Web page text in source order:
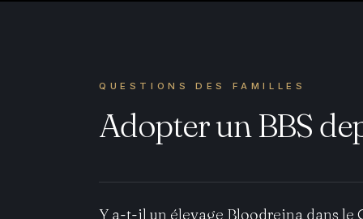
QUESTIONS DES FAMILLES
Adopter un BBS
Y a-t-il un élevage Bloodreina dans le